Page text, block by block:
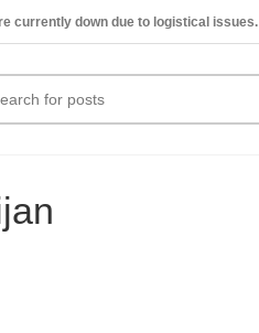
currently down due to logistical issues.